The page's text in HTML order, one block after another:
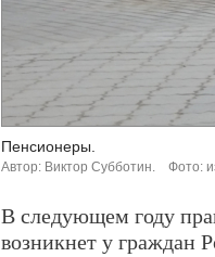
Пенсионеры.
Автор: Виктор Субботин. Фото:
В следующем году
возникнет у граждан